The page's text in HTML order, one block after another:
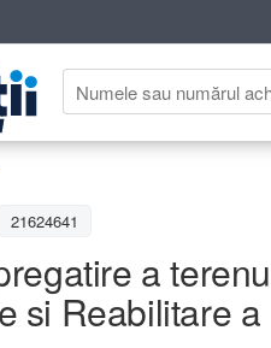
21624641
a
si Reabilitare